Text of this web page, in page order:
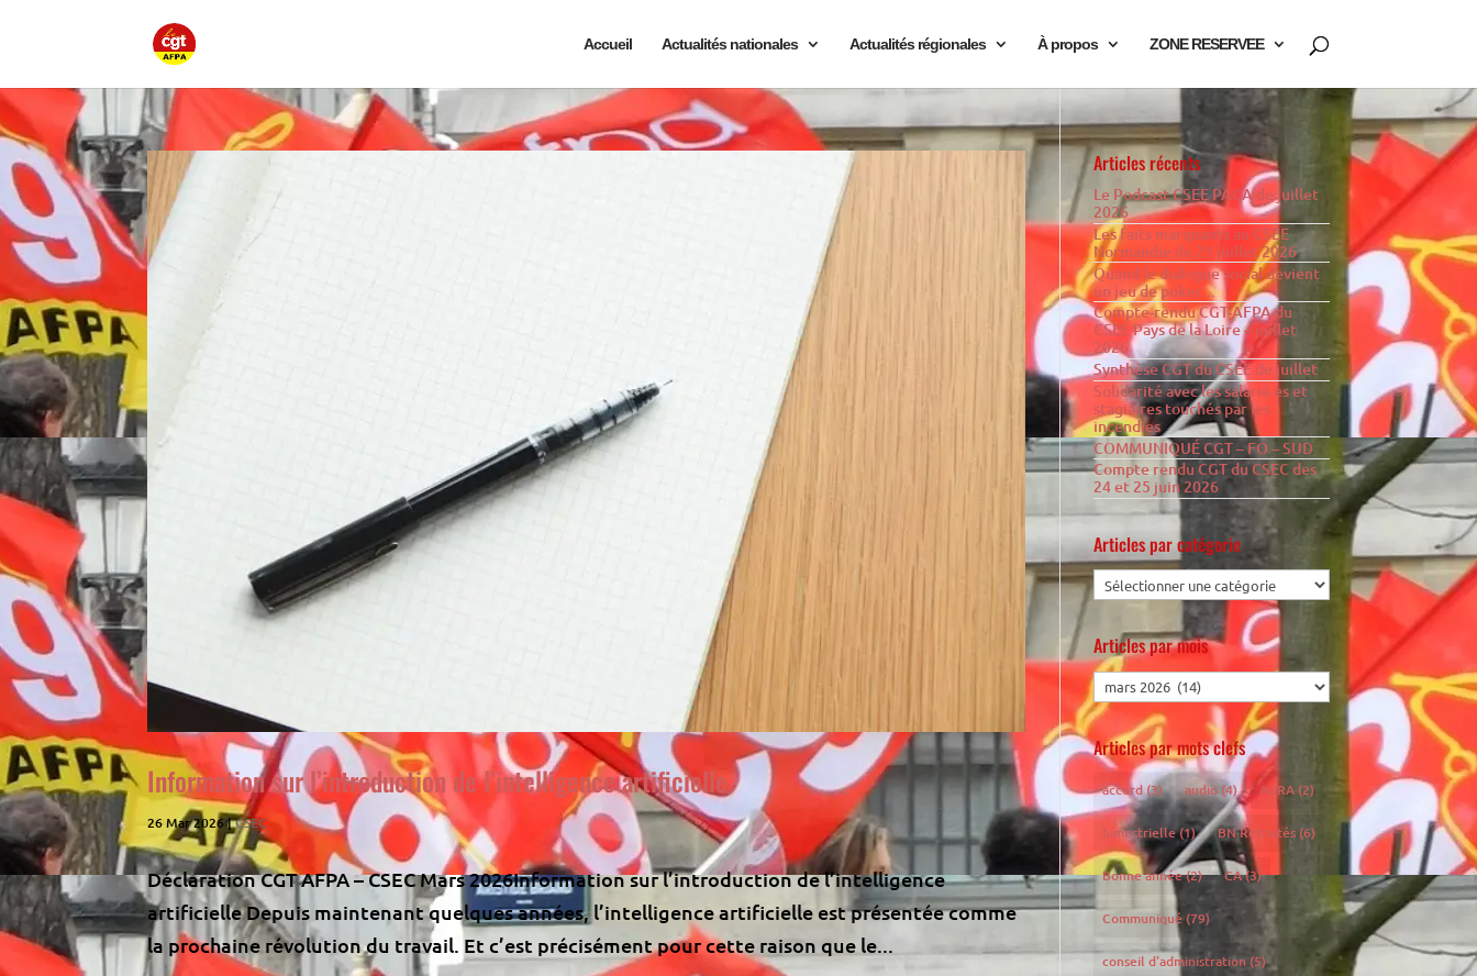
Accueil Actualités nationales Actualités régionales À propos ZONE RESERVEE
Information sur l’introduction de l’intelligence artificielle
26 Mar 2026|CSEC
Déclaration CGT AFPA – CSEC Mars 2026Information sur l’introduction de l’intelligence
artificielle Depuis maintenant quelques années, l’intelligence artificielle est présentée comme
la prochaine révolution du travail. Et c’est précisément pour cette raison que le...
Articles récents
Le Podcast CSEE PACA de juillet
2026
Les faits marquants au CSEE
Normandie du 21 juillet 2026
Quand le dialogue social devient
un jeu de poker…
Compte-rendu CGT-AFPA du
CSEE Pays de la Loire – juillet
2026
Synthèse CGT du CSEE de juillet
Solidarité avec les salarié·es et
stagiaires touchés par les
incendies
COMMUNIQUÉ CGT – FO – SUD
Compte rendu CGT du CSEC des
24 et 25 juin 2026
Articles par catégorie
Articles par mois
Articles par mots clefs
accord(3) audio(4) AURA(2)
bimestrielle(1) BN Retraités(6)
Bonne année(2) CA(3)
Communiqué(79)
conseil d'administration(5)